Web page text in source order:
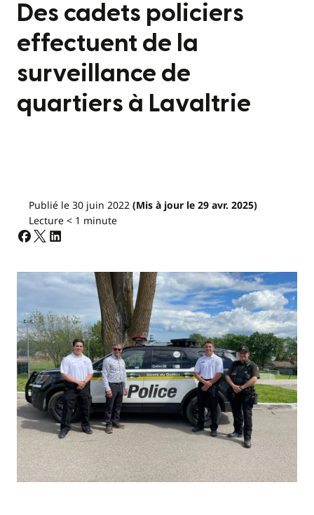
Des cadets policiers
effectuent de la
surveillance de
quartiers à Lavaltrie
Publié le 30 juin 2022(Mis à jour le 29 avr. 2025)
Lecture < 1 minute